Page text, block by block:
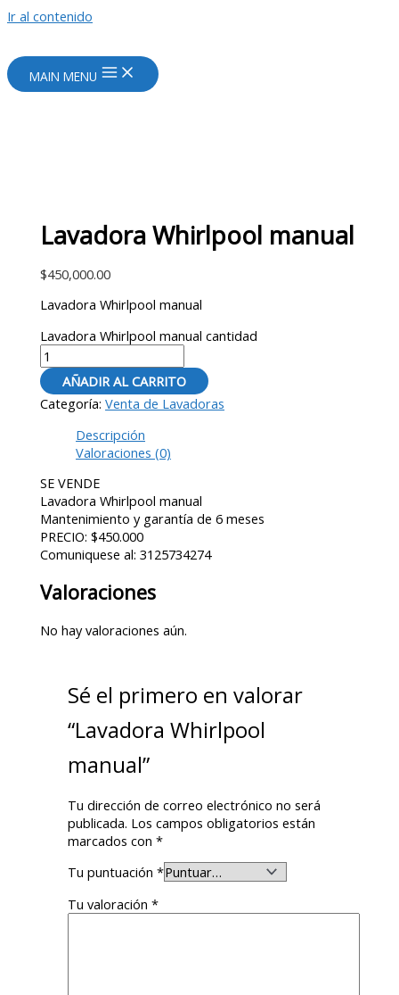
Ir al contenido
MAIN MENU
Lavadora Whirlpool manual
$450,000.00
Lavadora Whirlpool manual
Lavadora Whirlpool manual cantidad
AÑADIR AL CARRITO
Categoría:Venta de Lavadoras
Descripción
Valoraciones (0)
SE VENDE
Lavadora Whirlpool manual
Mantenimiento y garantía de 6 meses
PRECIO: $450.000
Comuniquese al: 3125734274
Valoraciones
No hay valoraciones aún.
Sé el primero en valorar
“Lavadora Whirlpool
manual”
Tu dirección de correo electrónico no será
publicada. Los campos obligatorios están
marcados con*
Tu puntuación*
Tu valoración*